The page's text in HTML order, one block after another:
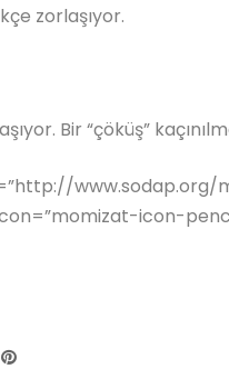
zorlaşıyor.
Bir “çöküş”
www.sodap.org/
icon-